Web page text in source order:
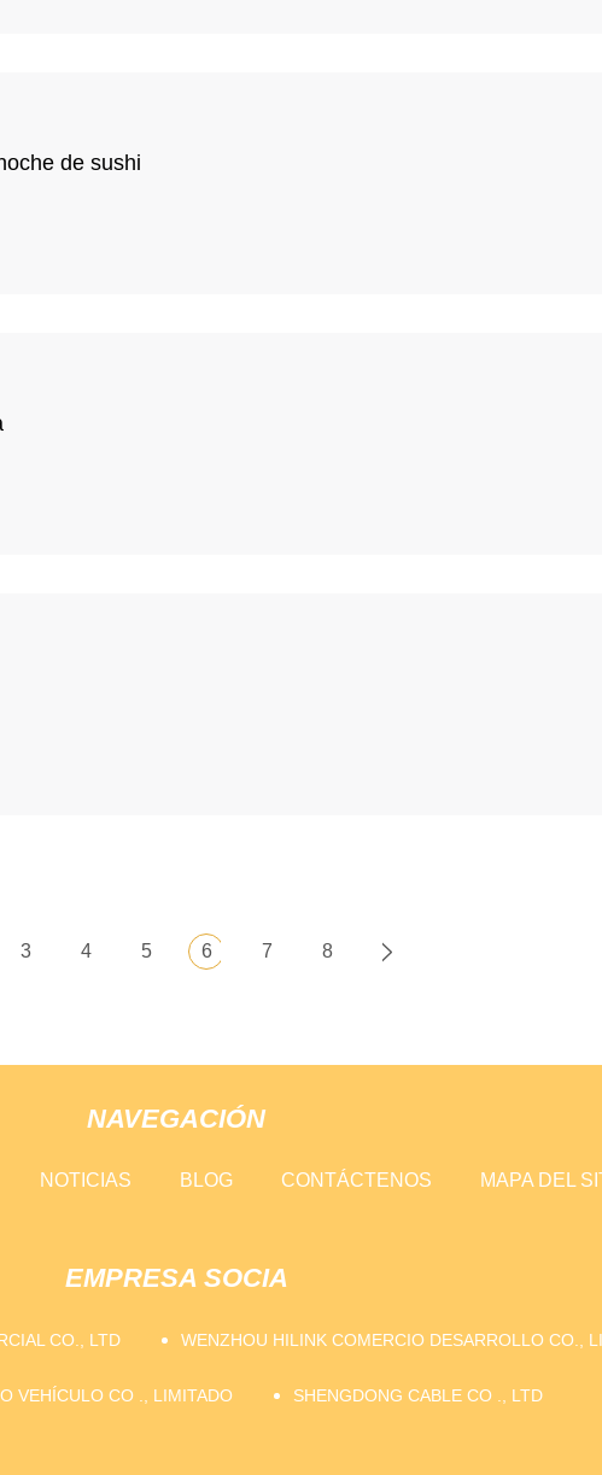
de sushi
3 4 5 6 7 8
NAVEGACIÓN
NOTICIAS BLOG CONTÁCTENOS MAPA DEL
EMPRESA SOCIA
CO., LTD WENZHOU HILINK COMERCIO DESARROLLO CO.,
VEHÍCULO CO ., LIMITADO SHENGDONG CABLE CO ., LTD